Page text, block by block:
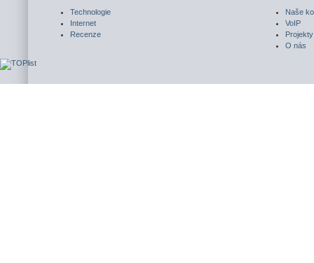
Technologie
Internet
Recenze
Naše
VoIP
Projekty
O nás